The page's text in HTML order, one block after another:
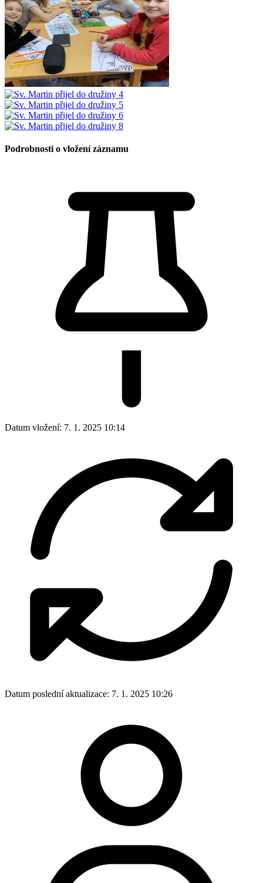
Podrobnosti o vložení záznamu
Datum vložení: 7. 1. 2025 10:14
Datum poslední aktualizace: 7. 1. 2025 10:26